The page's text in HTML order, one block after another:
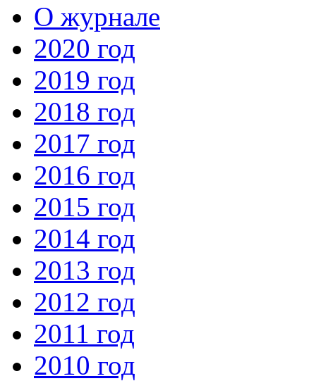
О журнале
2020 год
2019 год
2018 год
2017 год
2016 год
2015 год
2014 год
2013 год
2012 год
2011 год
2010 год